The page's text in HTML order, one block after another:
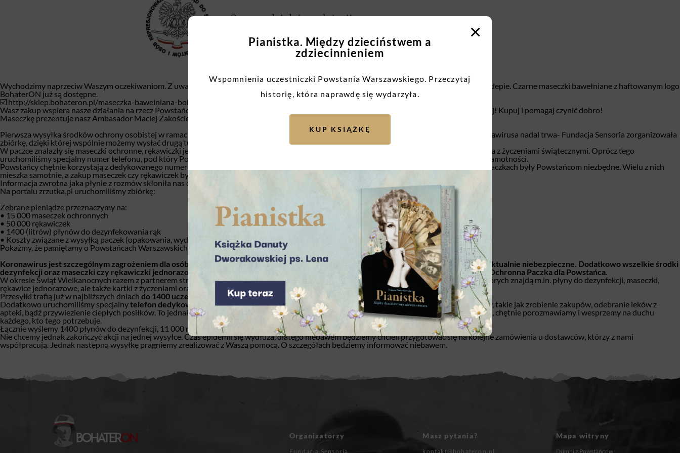
Wychodzimy naprzeciw Waszym oczekiwaniom. Z uwagi na to, że epidemia koronawirusa cały czas trwa, przygotowaliśmy nowość w naszym sklepie. Czarne maseczki bawełniane z haftowanym logo
BohaterON już są dostępne.
☑️ http://sklep.bohateron.pl/maseczka-bawelniana-bohater
Wasz zakup wspiera nasze działania na rzecz Powstańców Warszawskich w czasie epidemii! Pomaganie stało się jeszcze łatwiejsze niż wcześniej! Kupuj i pomagaj czynić dobro!
Maseczkę prezentuje nasz Ambasador Maciej Zakościelny.
Pierwsza wysyłka środków ochrony osobistej w ramach akcji Ochronna Paczka dla Powstańca już za nami. Ze względu na to, że epidemia koronawirusa nadal trwa- Fundacja Sensoria zorganizowała
zbiórkę, dzięki której wspólnie możemy wysłać drugą turę dla uczestników walk o Warszawę.
W paczce znalazły się maseczki ochronne, rękawiczki jednorazowe, płyny od dezynfekcji rąk, ale także instrukcja dotycząca ich użycia oraz kartka z życzeniami świątecznymi. Oprócz tego
uruchomiliśmy specjalny numer telefonu, pod który Powstańcy mogą zgłaszać swoje potrzeby, ale także zadzwonić i porozmawiać w chwilach samotności.
Powstańcy chętnie korzystają z dedykowanego numeru. Dostajemy telefony ze słowami podziękowań i wdzięczności. Środki znajdujące się w paczkach były Powstańcom niezbędne. Wielu z nich
mieszka samotnie, a zakup maseczek czy rękawiczek był dla nich trudny do zrealizowania.
Informacja zwrotna jaka płynie z rozmów skłoniła nas do przygotowania kolejnej wysyłki.
Na portalu zrzutka.pl uruchomiliśmy zbiórkę:
https://zrzutka.pl/4yj2ga
Zebrane pieniądze przeznaczymy na:
• 15 000 maseczek ochronnych
• 50 000 rękawiczek
• 1400 (litrów) płynów do dezynfekowania rąk
• Koszty związane z wysyłką paczek (opakowania, wydruki, kurierzy)
Pokażmy, że pamiętamy o Powstańcach Warszawskich nie tylko 1 sierpnia i potrafimy ich wesprzeć w czasie epidemii koronawiusa.
Koronawirus jest szczególnym zagrożeniem dla osób starszych, w tym dla Powstańców Warszawskich, dla których codzienne zakupy są aktualnie niebezpieczne. Dodatkowo wszelkie środki
dezynfekcji oraz maseczki czy rękawiczki jednorazowe są towarem deficytowym. Dlatego postanowiliśmy działać i zorganizować akcję: Ochronna Paczka dla Powstańca.
W okresie Świąt Wielkanocnych razem z partnerem strategicznym PKN ORLEN pragniemy dostarczyć Powstańcom Warszawskim paczki, w których znajdą m.in. płyny do dezynfekcji, maseczki,
rękawice jednorazowe, ale także kartki z życzeniami oraz instrukcje postępowania w dobie epidemii koronawirusa.
Przesyłki trafią już w najbliższych dniach do 1400 uczestników
walk o stolicę żyjących na terenie całego kraju.
Dodatkowo uruchomiliśmy specjalnytelefon dedykowany Powstańcom Warszawskim
. Mogą oni pod nim zgłaszać swoje codzienne potrzeby, takie jak zrobienie zakupów, odebranie leków z
apteki, bądź przywiezienie ciepłych posiłków. To jednak nie wszystko. Pod ten numer Powstańcy mogą również dzwonić w chwilach samotności, chętnie porozmawiamy i wesprzemy na duchu
każdego, kto tego potrzebuje.
Łącznie wyślemy 1400 płynów do dezynfekcji, 11 000 maseczek ochronnych oraz 43 000 rękawiczek. Razem są to
2 tony materiałów
Nie chcemy jednak zakończyć akcji na jednej wysyłce. Czas epidemii się wydłuża, dlatego niebawem będziemy chcieli przygotować się na kolejne zamówienia u dostawców, którzy z nami
współpracują. Jednak następną wysyłkę pragniemy zrealizować z Waszą pomocą. O szczegółach będziemy informować niebawem.
×
Pianistka. Między dzieciństwem a
zdziecinnieniem
Wspomnienia uczestniczki Powstania Warszawskiego. Przeczytaj
historię, która naprawdę się wydarzyła.
KUP KSIĄŻKĘ
Organizatorzy
Fundacja Sensoria
Masz pytania?
kontakt@bohateron.pl
Mapa witryny
Dumni z Powstańców